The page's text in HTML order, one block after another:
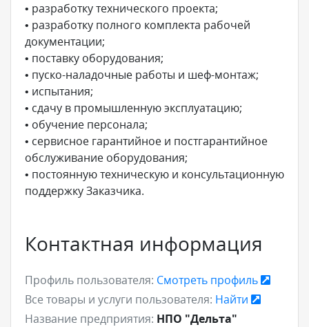
• разработку технического проекта;
• разработку полного комплекта рабочей
документации;
• поставку оборудования;
• пуско-наладочные работы и шеф-монтаж;
• испытания;
• сдачу в промышленную эксплуатацию;
• обучение персонала;
• сервисное гарантийное и постгарантийное
обслуживание оборудования;
• постоянную техническую и консультационную
поддержку Заказчика.
Контактная информация
Профиль пользователя: Смотреть профиль
Все товары и услуги пользователя: Найти
Название предприятия: НПО "Дельта"